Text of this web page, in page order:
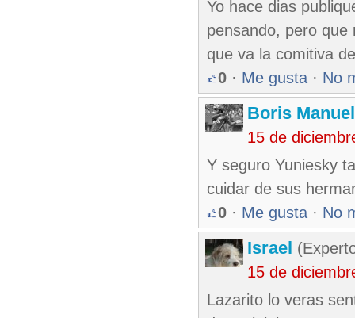
Yo hace dias
pensando, pero que
que va la comitiva
0 · Me gusta · No
Boris
15 de
Y seguro Yuniesky
cuidar de sus
0 · Me gusta · No
Israel
15 de
Lazarito lo veras